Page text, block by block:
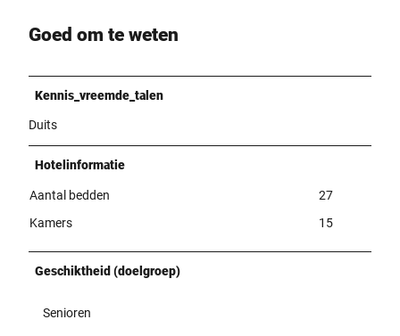
Goed om te weten
Kennis_vreemde_talen
Duits
Hotelinformatie
Aantal bedden
27
Kamers
15
Geschiktheid (doelgroep)
Senioren